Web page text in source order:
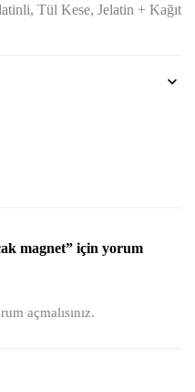
Tül Kese, Jelatin + Kağıt
magnet” için yorum
açmalısınız.